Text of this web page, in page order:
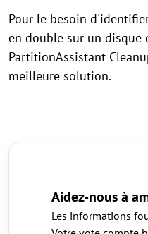
Pour le besoin
en double sur un disque
PartitionAssistant
meilleure solution.
Aidez-nous à
Les informations